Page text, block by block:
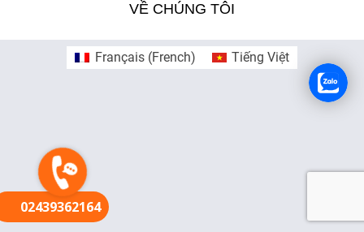
VỀ CHÚNG TÔI
Français(French) Tiếng Việt
02439362164